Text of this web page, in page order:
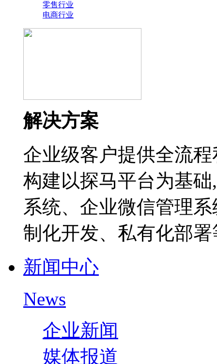
零售行业
电商行业
解决方案
企业级客户提供全流
构建以探马平台为基
系统、企业微信管理
制化开发、私有化部
新闻中心
News
企业新闻
媒体报道